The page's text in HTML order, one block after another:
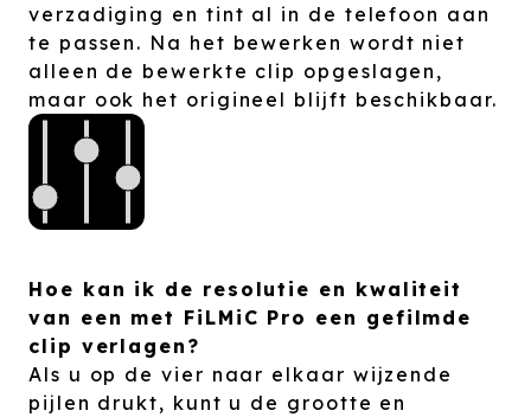
verzadiging en tint al in de telefoon aan
te passen. Na het bewerken wordt niet
alleen de bewerkte clip opgeslagen,
maar ook het origineel blijft beschikbaar.
Hoe kan ik de resolutie en kwaliteit
van een met FiLMiC Pro een gefilmde
clip verlagen?
Als u op de vier naar elkaar wijzende
pijlen drukt, kunt u de grootte en